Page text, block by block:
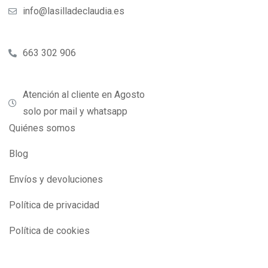
info@lasilladeclaudia.es
663 302 906
Atención al cliente en Agosto
solo por mail y whatsapp
Quiénes somos
Blog
Envíos y devoluciones
Política de privacidad
Política de cookies